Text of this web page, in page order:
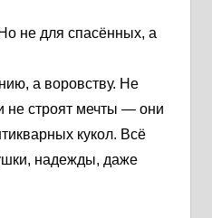
не для спасённых, а
а воровству. Не
не строят мечты — они
кукол. Всё
надежды, даже